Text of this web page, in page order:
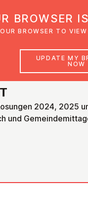
Glaubensimpulse
2024, 2025
und
BROWSER
BROWSER TO
UPDATE MY
NOW